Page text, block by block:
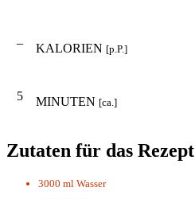
– KALORIEN [p.P.]
5 MINUTEN [ca.]
Zutaten für das Rezept
3000 ml Wasser